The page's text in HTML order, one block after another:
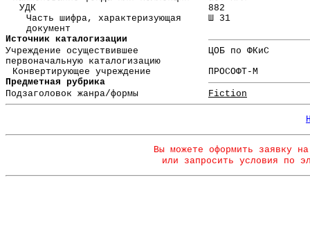
УДК
882
Часть шифра, характеризующая
документ
Ш 31
Источник каталогизации
Учреждение осуществившее
первоначальную каталогизацию
ЦОБ по ФКиС
Конвертирующее учреждение
ПРОСОФТ-М
Предметная рубрика
Подзаголовок жанра/формы
Fiction
Вы можете оформить заявку
или запросить условия по